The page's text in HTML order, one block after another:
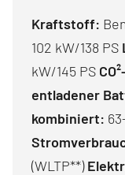
Kraftstoff:
102 kW/138 PS
kW/145 PS
entladener
kombiniert:
(WLTP**)